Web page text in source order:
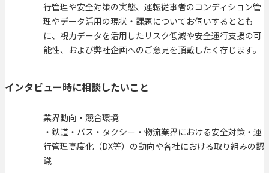
行管理や安全対策の実態、運転従事者のコンディション管
理やデータ活用の現状・課題についてお伺いするととも
に、視力データを活用したリスク低減や安全運行支援の可
能性、および弊社企画へのご意見を頂戴したく存じます。
インタビュー時に相談したいこと
業界動向・競合環境
・鉄道・バス・タクシー・物流業界における安全対策・運
行管理高度化（DX等）の動向や各社における取り組みの認
識